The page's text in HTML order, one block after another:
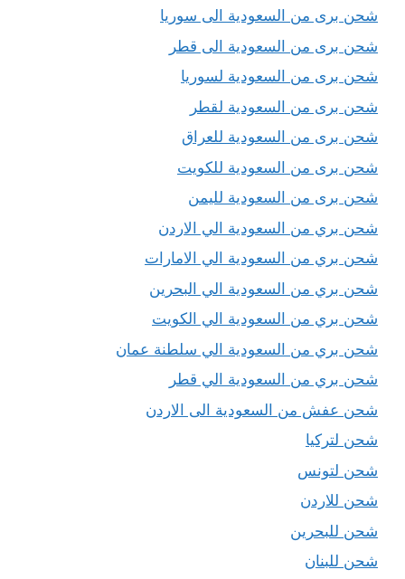
شحن برى من السعودية الى سوريا
شحن برى من السعودية الى قطر
شحن برى من السعودية لسوريا
شحن برى من السعودية لقطر
شحن برى من السعودية للعراق
شحن برى من السعودية للكويت
شحن برى من السعودية لليمن
شحن بري من السعودية الي الاردن
شحن بري من السعودية الي الامارات
شحن بري من السعودية الي البحرين
شحن بري من السعودية الي الكويت
شحن بري من السعودية الي سلطنة عمان
شحن بري من السعودية الي قطر
شحن عفش من السعودية الى الاردن
شحن لتركيا
شحن لتونس
شحن للاردن
شحن للبحرين
شحن للبنان